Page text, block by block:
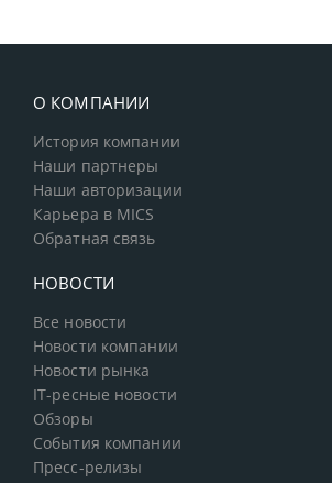
О КОМПАНИИ
История компании
Наши партнеры
Наши авторизации
Карьера в MICS
Обратная связь
НОВОСТИ
Все новости
Новости компании
Новости рынка
IT-ресные новости
Обзоры
События компании
Пресс-релизы